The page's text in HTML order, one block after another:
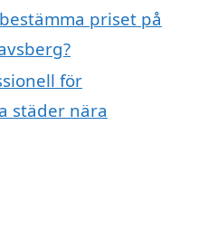
priset på
för
städer nära